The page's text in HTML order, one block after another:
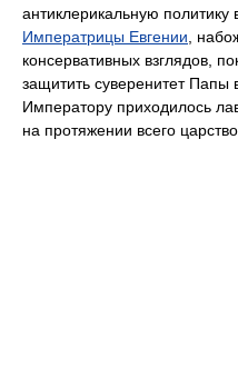
антиклерикальную политику
Императрицы Евгении ,
консервативных взглядов,
защитить суверенитет Папы
Императору приходилось
на протяжении всего